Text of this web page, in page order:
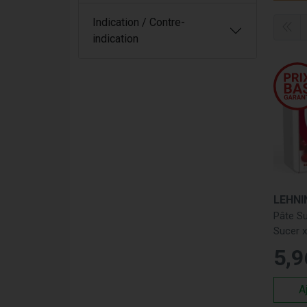
En
Pâte
Sucer
5,
Indication / Contre-
indication